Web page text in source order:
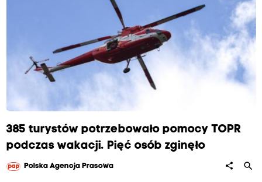
385 turystów potrzebowało pomocy TOPR
podczas wakacji. Pięć osób zginęło
Polska Agencja Prasowa share search